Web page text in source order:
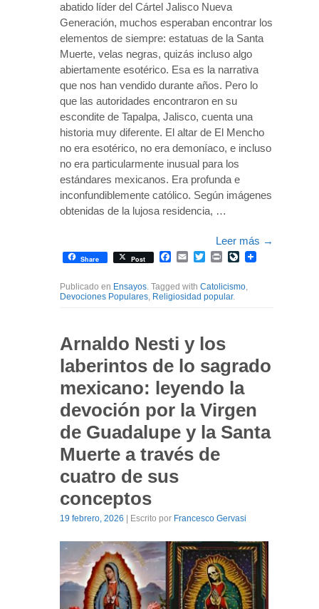
abatido líder del Cártel Jalisco Nueva
Generación, muchos esperaban encontrar los
elementos de siempre: estatuas de la Santa
Muerte, velas negras, quizás incluso algo
abiertamente esotérico. Esa es la narrativa
que nos han vendido durante años. Pero lo
que las autoridades encontraron en su
escondite de Tapalpa, Jalisco, cuenta una
historia muy diferente. El altar de El Mencho
no era esotérico, no era demoníaco, e incluso
no era particularmente inusual para los
estándares mexicanos. Era profunda e
inconfundiblemente católico. Según imágenes
obtenidas de la lujosa residencia, …
Leer más →
Share Post Facebook
EmailTwitterPrintLiveJournal
Publicado en Ensayos. Tagged with Catolicismo,
Devociones Populares, Religiosidad popular.
Arnaldo Nesti y los
laberintos de lo sagrado
mexicano: leyendo la
devoción por la Virgen
de Guadalupe y la Santa
Muerte a través de
cuatro de sus
conceptos
19 febrero, 2026 | Escrito por Francesco Gervasi